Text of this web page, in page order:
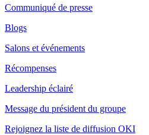
Communiqué de presse
Blogs
Salons et événements
Récompenses
Leadership éclairé
Message du président du groupe
Rejoignez la liste de diffusion OKI